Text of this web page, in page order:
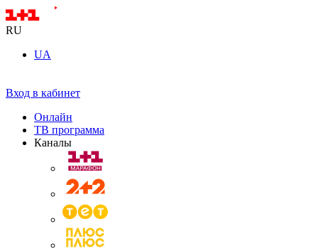
RU
UA
Вход в кабинет
Онлайн
ТВ программа
Каналы